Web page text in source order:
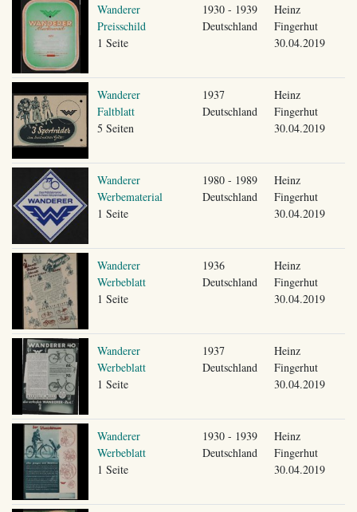
Wanderer
Preisschild
1 Seite
1930 - 1939
Deutschland
Heinz
Fingerhut
30.04.2019
Wanderer
Faltblatt
5 Seiten
1937
Deutschland
Heinz
Fingerhut
30.04.2019
Wanderer
Werbematerial
1 Seite
1980 - 1989
Deutschland
Heinz
Fingerhut
30.04.2019
Wanderer
Werbeblatt
1 Seite
1936
Deutschland
Heinz
Fingerhut
30.04.2019
Wanderer
Werbeblatt
1 Seite
1937
Deutschland
Heinz
Fingerhut
30.04.2019
Wanderer
Werbeblatt
1 Seite
1930 - 1939
Deutschland
Heinz
Fingerhut
30.04.2019